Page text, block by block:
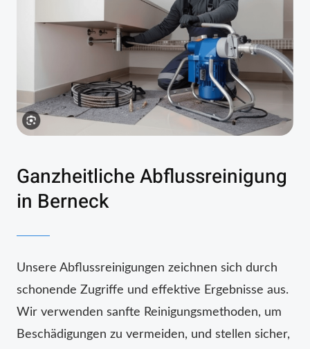
Ganzheitliche Abflussreinigung
in Berneck
Unsere Abflussreinigungen zeichnen sich durch
schonende Zugriffe und effektive Ergebnisse aus.
Wir verwenden sanfte Reinigungsmethoden, um
Beschädigungen zu vermeiden, und stellen sicher,